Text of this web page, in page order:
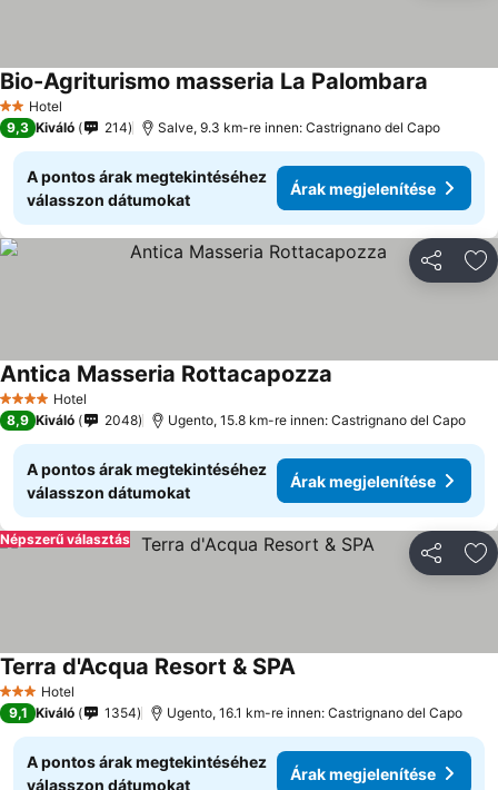
2 Kategória
Hotel
Bio-Agriturismo masseria La Palombara
9,3 Kiváló 214 Salve, 9.3 km-re innen: Castrignano del Capo
A pontos árak megtekintéséhez
válasszon dátumokat
Árak megjelenítése
4 KategóriaHotel
Antica Masseria Rottacapozza
8,9 Kiváló 2048 Ugento, 15.8 km-re innen: Castrignano del Capo
A pontos árak megtekintéséhez
válasszon dátumokat
Árak megjelenítése
Népszerű választás
3 Kategória
Hotel
Terra d'Acqua Resort & SPA
9,1 Kiváló 1354 Ugento, 16.1 km-re innen: Castrignano del Capo
A pontos árak megtekintéséhez
válasszon dátumokat
Árak megjelenítése